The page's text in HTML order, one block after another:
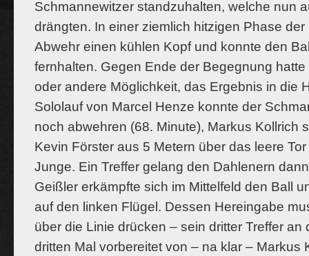
Schmannewitzer standzuhalten, welche nun
drängten. In einer ziemlich hitzigen Phase
Abwehr einen kühlen Kopf und konnte den
fernhalten. Gegen Ende der Begegnung
oder andere Möglichkeit, das Ergebnis in die
Sololauf von Marcel Henze konnte der
noch abwehren (68. Minute), Markus Kollrich
Kevin Förster aus 5 Metern über das leere
Junge. Ein Treffer gelang den Dahlenern
Geißler erkämpfte sich im Mittelfeld den Ball
auf den linken Flügel. Dessen Hereingabe
über die Linie drücken – sein dritter Treffer an
dritten Mal vorbereitet von – na klar – Markus